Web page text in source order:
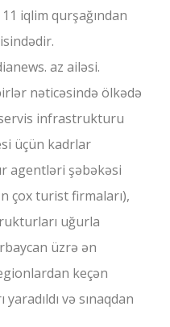
iqlim qurşağından
az ailəsi.
nəticəsində ölkədə
infrastrukturu
üçün kadrlar
agentləri şəbəkəsi
çox turist firmaları),
uğurla
üzrə ən
keçən
və sınaqdan